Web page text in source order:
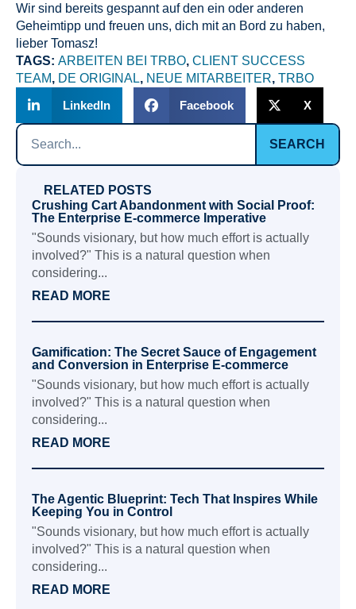
Wir sind bereits gespannt auf den ein oder anderen
Geheimtipp und freuen uns, dich mit an Bord zu haben,
lieber Tomasz!
TAGS: ARBEITEN BEI TRBO, CLIENT SUCCESS
TEAM, DE ORIGINAL, NEUE MITARBEITER, TRBO
LinkedIn
Facebook X
SEARCH
RELATED POSTS
Crushing Cart Abandonment with Social Proof:
The Enterprise E-commerce Imperative
"Sounds visionary, but how much effort is actually
involved?" This is a natural question when
considering...
READ MORE
Gamification: The Secret Sauce of Engagement
and Conversion in Enterprise E-commerce
"Sounds visionary, but how much effort is actually
involved?" This is a natural question when
considering...
READ MORE
The Agentic Blueprint: Tech That Inspires While
Keeping You in Control
"Sounds visionary, but how much effort is actually
involved?" This is a natural question when
considering...
READ MORE